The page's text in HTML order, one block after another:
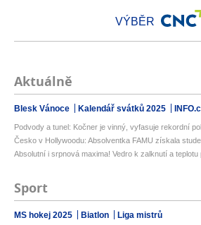
VÝBĚR
Aktuálně
Blesk Vánoce Kalendář svátků 2025
Podvody a tunel: Kočner je vinný, vyfasuje rekordní
Česko v Hollywoodu: Absolventka FAMU získala
Absolutní i srpnová maxima! Vedro k zalknutí a teplotu
Sport
MS hokej 2025 Biatlon Liga mistrů